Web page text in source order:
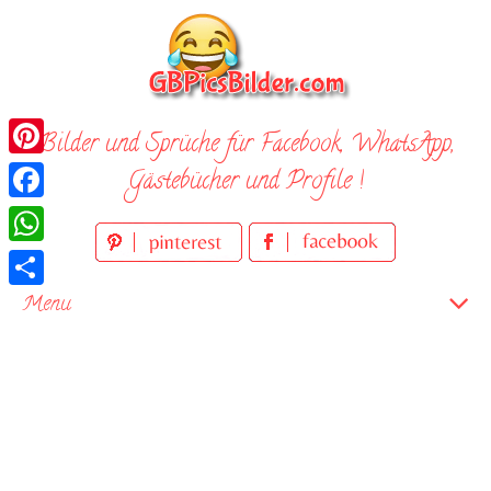
Bilder und Sprüche für Facebook, WhatsApp,
Gästebücher und Profile !
Menu
Pinterest
Facebook
WhatsApp
Teilen